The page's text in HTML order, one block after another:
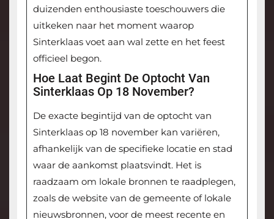
duizenden enthousiaste toeschouwers die
uitkeken naar het moment waarop
Sinterklaas voet aan wal zette en het feest
officieel begon.
Hoe Laat Begint De Optocht Van
Sinterklaas Op 18 November?
De exacte begintijd van de optocht van
Sinterklaas op 18 november kan variëren,
afhankelijk van de specifieke locatie en stad
waar de aankomst plaatsvindt. Het is
raadzaam om lokale bronnen te raadplegen,
zoals de website van de gemeente of lokale
nieuwsbronnen, voor de meest recente en